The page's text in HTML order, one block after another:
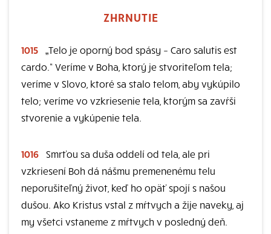
ZHRNUTIE
1015
„Telo je oporný bod spásy – Caro salutis est
cardo.“ Veríme v Boha, ktorý je stvoriteľom tela;
veríme v Slovo, ktoré sa stalo telom, aby vykúpilo
telo; veríme vo vzkriesenie tela, ktorým sa zavŕši
stvorenie a vykúpenie tela.
1016 Smrťou sa duša oddelí od tela, ale pri
vzkriesení Boh dá nášmu premenenému telu
neporušiteľný život, keď ho opäť spojí s našou
dušou. Ako Kristus vstal z mŕtvych a žije naveky, aj
my všetci vstaneme z mŕtvych v posledný deň.